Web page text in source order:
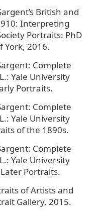
British and
Interpreting
Portraits: PhD
York, 2016.
Complete
Yale University
Portraits.
Complete
Yale University
of the 1890s.
Complete
Yale University
Portraits.
of Artists and
Gallery, 2015.